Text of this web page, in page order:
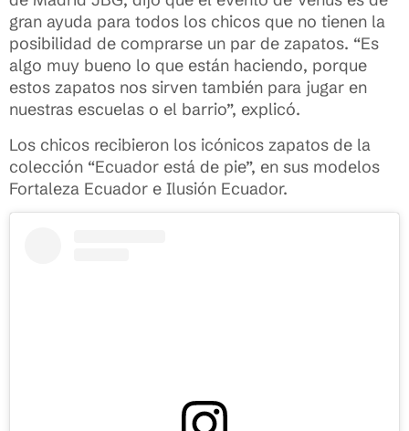
gran ayuda para todos los chicos que no tienen la
posibilidad de comprarse un par de zapatos. “Es
algo muy bueno lo que están haciendo, porque
estos zapatos nos sirven también para jugar en
nuestras escuelas o el barrio”, explicó.
Los chicos recibieron los icónicos zapatos de la
colección “Ecuador está de pie”, en sus modelos
Fortaleza Ecuador e Ilusión Ecuador.